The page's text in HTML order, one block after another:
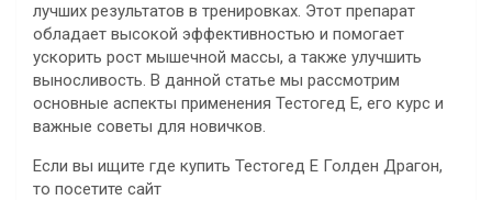
лучших результатов в тренировках. Этот препарат
обладает высокой эффективностью и помогает
ускорить рост мышечной массы, а также улучшить
выносливость. В данной статье мы рассмотрим
основные аспекты применения Тестогед Е, его курс и
важные советы для новичков.
Если вы ищите где купить Тестогед Е Голден Драгон,
то посетите сайт